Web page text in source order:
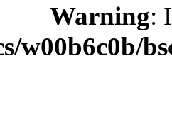
Warning:
w00b6c0b/